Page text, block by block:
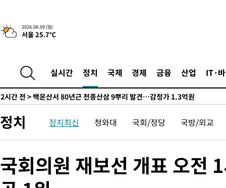
2026.08.09 (일)
서울 25.7℃
실시간 정치 국제 경제 금융 산업 IT·
-4239초 전 >낮 최고 35도 '무더위'…동해안 시간당 30㎜ '강한 비'[내일날
-3509초 전 >[속보]이강인 "감독님이 원하는 마음 느꼈고, 많은 트로피 원해
-2260초 전 >
온열질환 사망자 3명 늘어…누적 환자 3000명 돌파
강릉에 시간당 81.4㎜ 물폭탄…도로 잠기고 담벼락 붕괴
2시간 전 > 백운산서 80년근 천종산삼 9뿌리 발견…감정가 1.3억원
3시간 전 >
남자 농구, 나고야 아시안게임서 '홈팀' 일본과 한일전
3시간 전 >여수 오동도 해상서 모터보트 전복…1명 사망·1명 실종
날씨]
5시간 전 > 축구협회 "압수수색·성접대 논란 사과…쇄신의 기회로 삼겠다"
5시간 전 > [속보]'압수수색·성접대 논란' 축구협회 "실망과 걱정 안겨드려
정치 정치최신 청와대 국회/정당 국방/외교
국회의원 재보선 개표 오